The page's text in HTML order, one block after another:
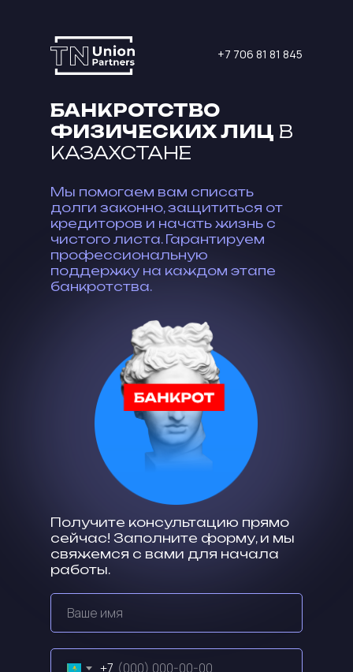
БАНКРОТСТВО
ФИЗИЧЕСКИХ ЛИЦ В
КАЗАХСТАНЕ
Мы помогаем вам списать
долги законно, защититься от
кредиторов и начать жизнь с
чистого листа. Гарантируем
профессиональную
поддержку на каждом этапе
банкротства.
+7
+7 706 81 81 845
Получите консультацию прямо
сейчас! Заполните форму, и мы
свяжемся с вами для начала
работы.